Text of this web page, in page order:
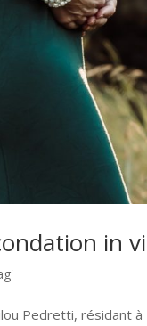
in
Pedretti, résidant